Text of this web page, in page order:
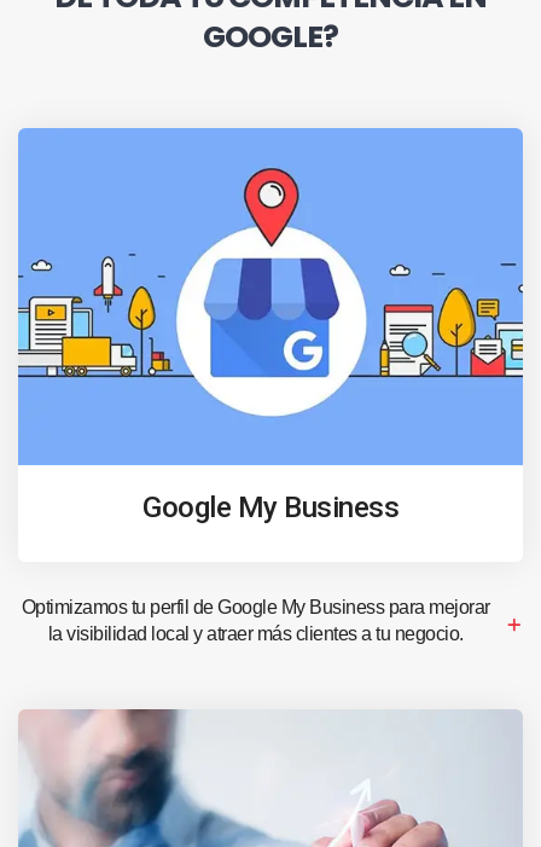
GOOGLE?
Google My Business
Optimizamos tu perfil de Google My Business para mejorar
la visibilidad local y atraer más clientes a tu negocio.